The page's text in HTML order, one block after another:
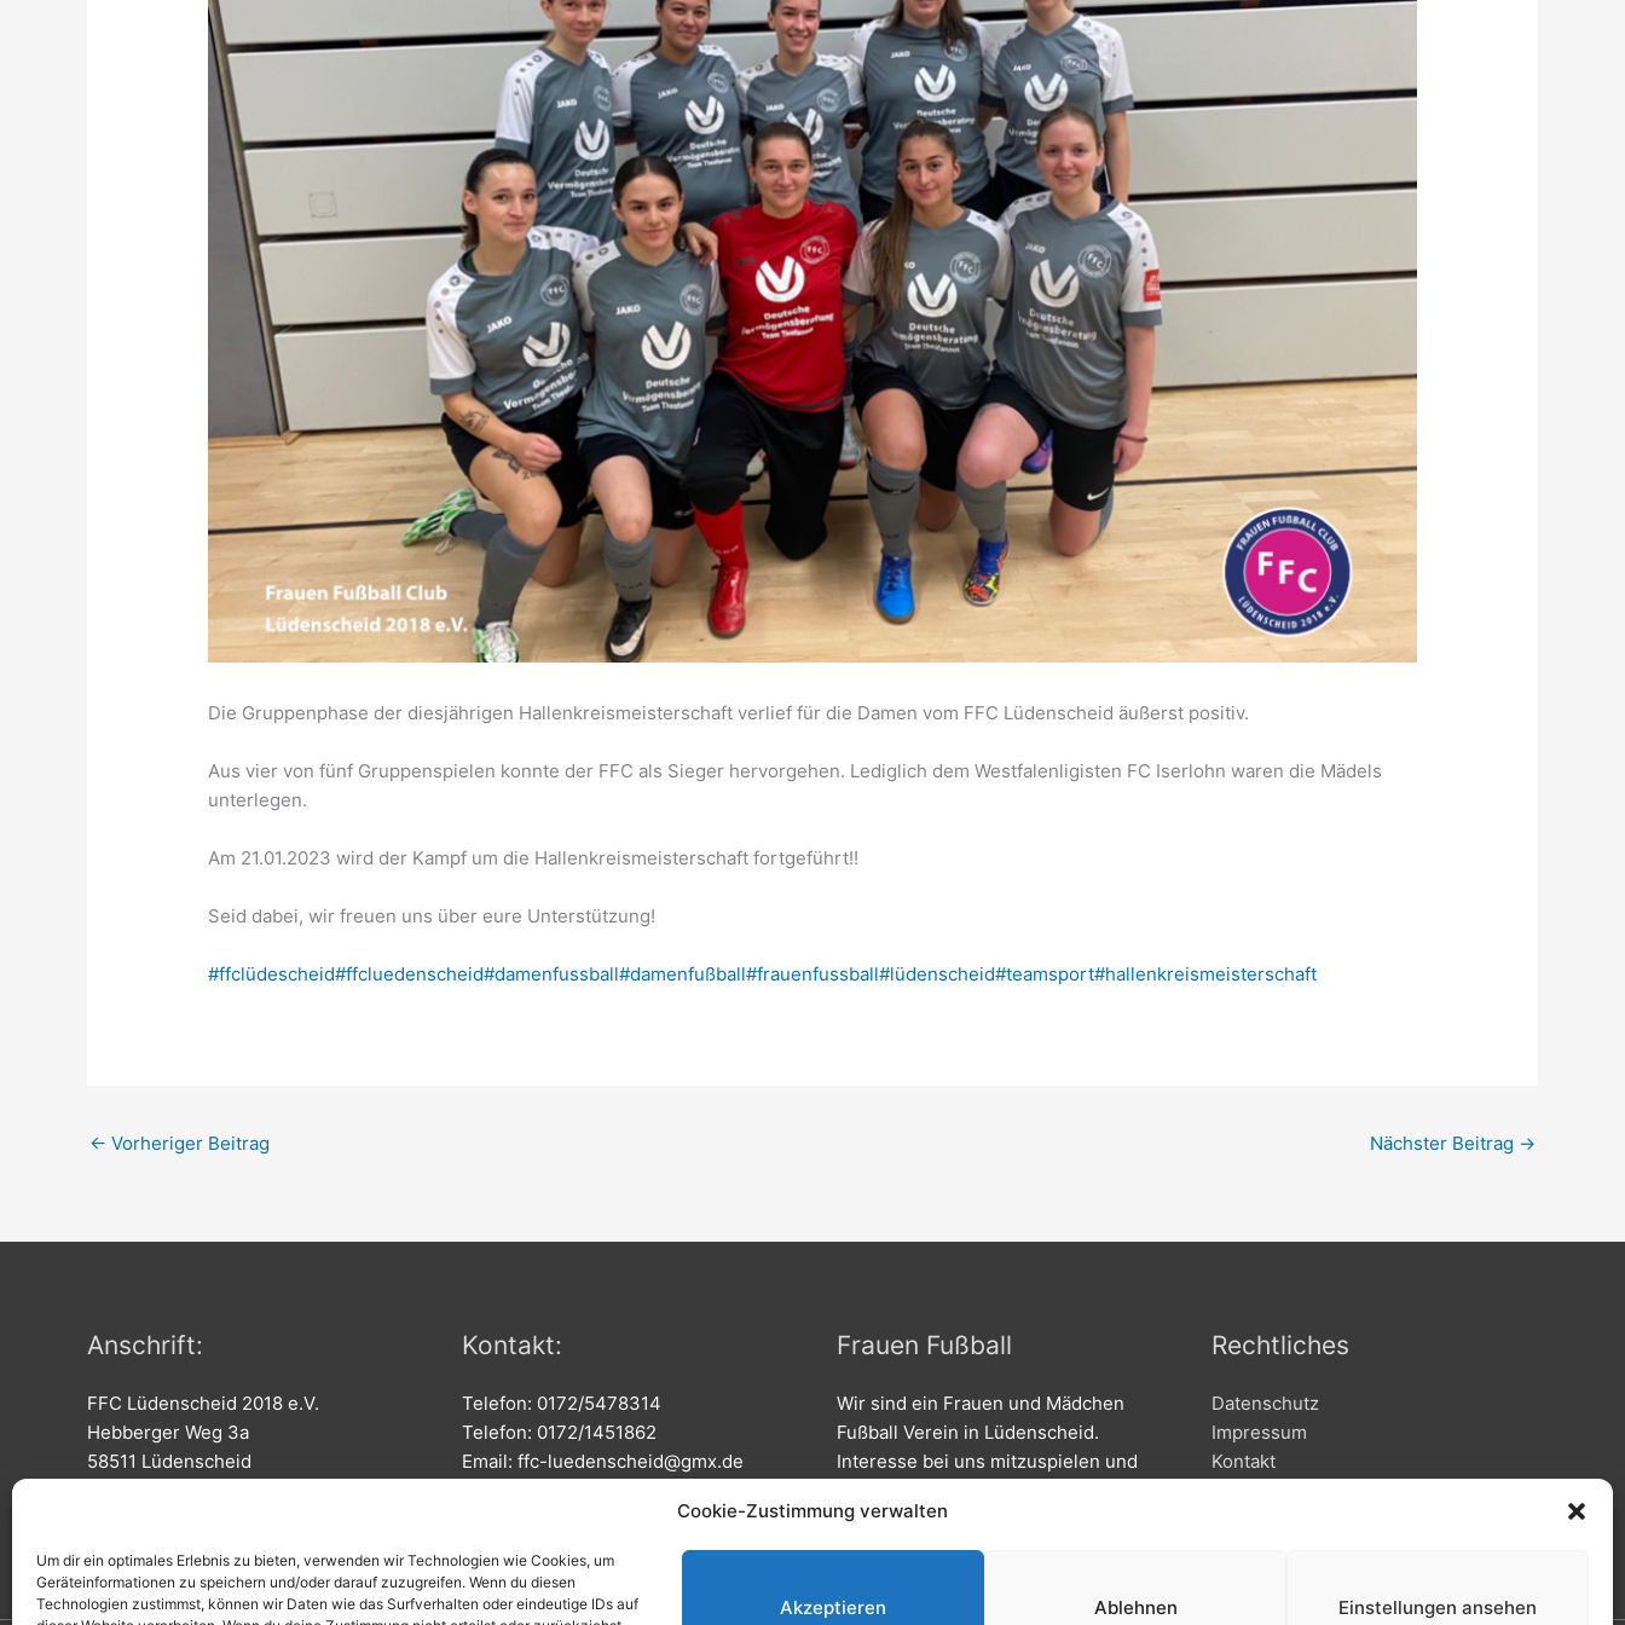
Cookie-Zustimmung verwalten
Um dir ein optimales Erlebnis zu bieten, verwenden wir Technologien wie Cookies, um
Geräteinformationen zu speichern und/oder darauf zuzugreifen. Wenn du diesen
Technologien zustimmst, können wir Daten wie das Surfverhalten oder eindeutige IDs auf
Akzeptieren Ablehnen Einstellungen ansehen
Die Gruppenphase der diesjährigen Hallenkreismeisterschaft verlief für die Damen vom FFC Lüdenscheid äußerst positiv.
Aus vier von fünf Gruppenspielen konnte der FFC als Sieger hervorgehen. Lediglich dem Westfalenligisten FC Iserlohn waren die Mädels
unterlegen.
Am 21.01.2023 wird der Kampf um die Hallenkreismeisterschaft fortgeführt!!
Seid dabei, wir freuen uns über eure Unterstützung!
#ffclüdescheid#ffcluedenscheid#damenfussball#damenfußball#frauenfussball#lüdenscheid#teamsport#hallenkreismeisterschaft
← Vorheriger Beitrag Nächster Beitrag →
Anschrift:
FFC Lüdenscheid 2018 e.V.
Hebberger Weg 3a
58511 Lüdenscheid
Kontakt:
Telefon: 0172/5478314
Telefon: 0172/1451862
Email: ffc-luedenscheid@gmx.de
Frauen Fußball
Wir sind ein Frauen und Mädchen
Fußball Verein in Lüdenscheid.
Interesse bei uns mitzuspielen und
0172/5478314.
Rechtliches
Datenschutz
Impressum
Kontakt